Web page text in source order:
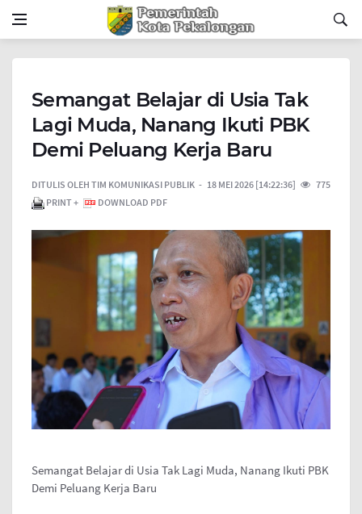
Semangat Belajar di Usia Tak
Lagi Muda, Nanang Ikuti PBK
Demi Peluang Kerja Baru
DITULIS OLEH TIM KOMUNIKASI PUBLIK 18 MEI 2026 [14:22:36]
775
PRINT +
DOWNLOAD PDF
Semangat Belajar di Usia Tak Lagi Muda, Nanang Ikuti PBK
Demi Peluang Kerja Baru